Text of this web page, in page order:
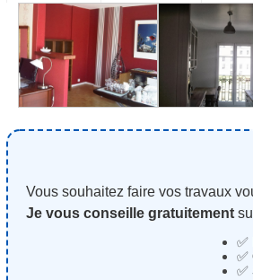
Vous souhaitez faire vos travaux
Je vous conseille gratuitement
✅
✅
✅